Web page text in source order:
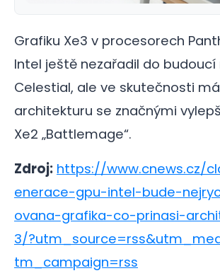
Grafiku Xe3 v procesorech
Intel ještě nezařadil do budoucí
Celestial, ale ve skutečnosti
architekturu se značnými
Xe2 „Battlemage“.
Zdroj: https://www.cnews.cz/
enerace-gpu-intel-bude-
ovana-grafika-co-prinasi-
3/
tm_campaign=rss